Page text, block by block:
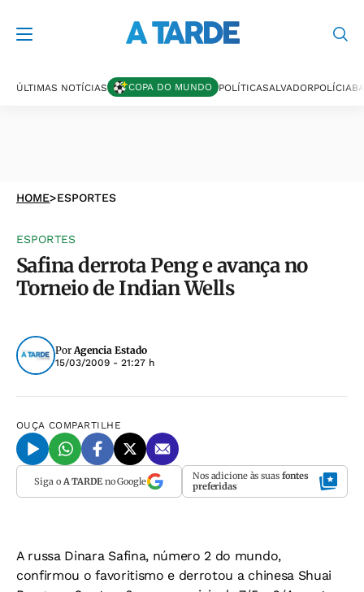
ÚLTIMAS NOTÍCIAS COPA DO MUNDO POLÍTICASALVADORPOLÍCIA
HOME>ESPORTES
ESPORTES
Safina derrota Peng e avança no
Torneio de Indian Wells
PorAgencia Estado
15/03/2009 - 21:27 h
OUÇA COMPARTILHE
Siga o A TARDEno Google Nos adicione às suas fontes
preferidas
A russa Dinara Safina, número 2 do mundo,
confirmou o favoritismo e derrotou a chinesa Shuai